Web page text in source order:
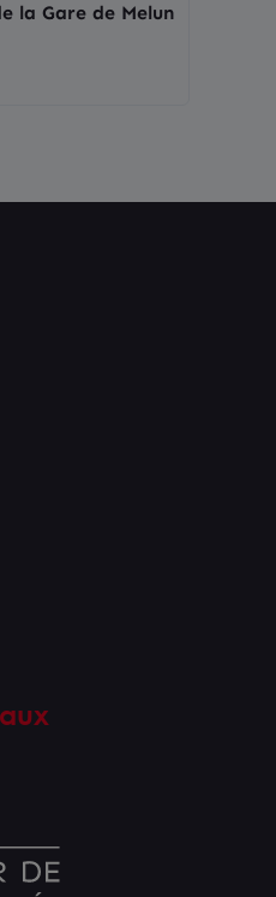
la Gare de Melun